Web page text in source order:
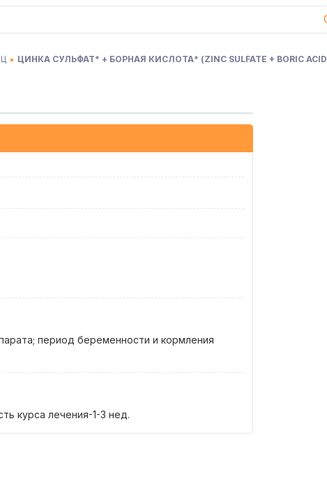
ЦИНКА СУЛЬФАТ* + БОРНАЯ КИСЛОТА* (ZINC SULFATE + BORIC ACID
период беременности и кормления
курса лечения-1-3 нед.